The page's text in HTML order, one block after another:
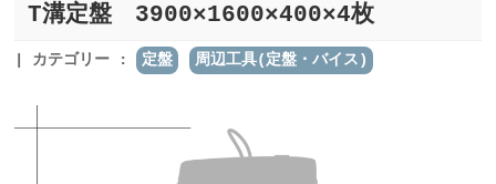
T溝定盤 3900×1600×400×4枚
カテゴリー : 定盤 周辺工具(定盤・バイス)